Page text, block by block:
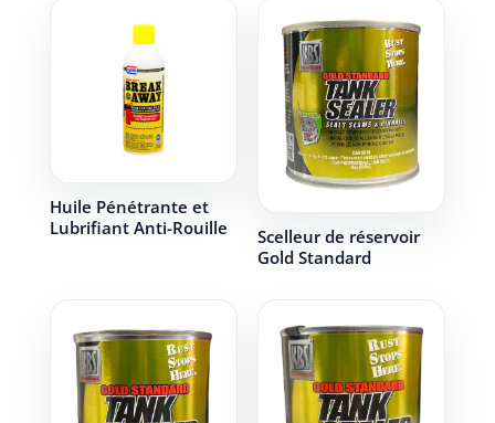
Huile Pénétrante et
Lubrifiant Anti-Rouille
Scelleur de réservoir
Gold Standard